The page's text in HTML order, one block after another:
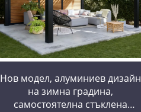
Нов модел, алуминиев дизайн
на зимна градина,
самостоятелна стъклена